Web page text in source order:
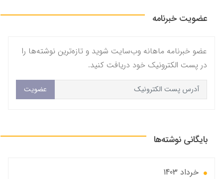
عضویت خبرنامه
عضو خبرنامه ماهانه وب‌سایت شوید و تازه‌ترین نوشته‌ها را
در پست الکترونیک خود دریافت کنید.
عضویت
بایگانی نوشته‌ها
خرداد 1403